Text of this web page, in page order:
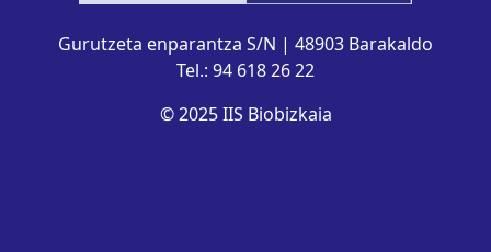
Gurutzeta enparantza S/N | 48903 Barakaldo
Tel.: 94 618 26 22
© 2025 IIS Biobizkaia